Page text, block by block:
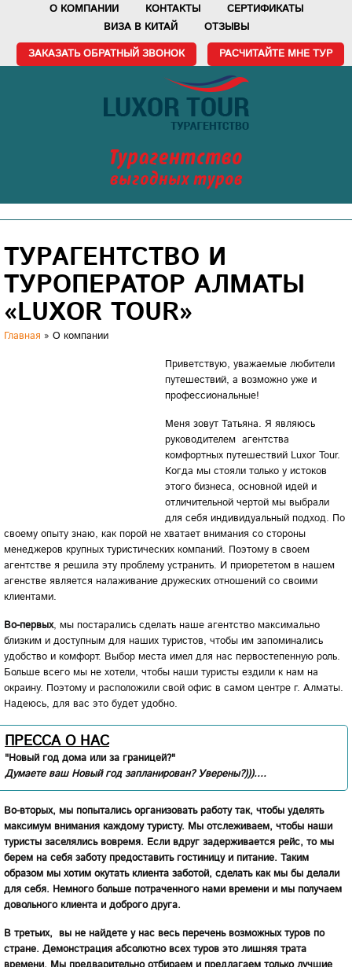
О КОМПАНИИ КОНТАКТЫ
СЕРТИФИКАТЫ
ВИЗА В КИТАЙ
ОТЗЫВЫ
ЗАКАЗАТЬ ОБРАТНЫЙ ЗВОНОК РАСЧИТАЙТЕ МНЕ ТУР
Турагентство
выгодных туров
ТУРАГЕНТСТВО И
ТУРОПЕРАТОР АЛМАТЫ
«LUXOR TOUR»
Главная » О компании
Приветствую, уважаемые любители
путешествий, а возможно уже и
профессиональные!
Меня зовут Татьяна. Я являюсь
руководителем агентства
комфортных путешествий Luxor Tour.
Когда мы стояли только у истоков
этого бизнеса, основной идей и
отличительной чертой мы выбрали
для себя индивидуальный подход. По
своему опыту знаю, как порой не хватает внимания со стороны
менеджеров крупных туристических компаний. Поэтому в своем
агентстве я решила эту проблему устранить. И приорететом в нашем
агенстве является налаживание дружеских отношений со своими
клиентами.
Во-первых, мы постарались сделать наше агентство максимально
близким и доступным для наших туристов, чтобы им запоминались
удобство и комфорт. Выбор места имел для нас первостепенную роль.
Больше всего мы не хотели, чтобы наши туристы ездили к нам на
окраину. Поэтому и расположили свой офис в самом центре г. Алматы.
Надеюсь, для вас это будет удобно.
ПРЕССА О НАС
"Новый год дома или за границей?"
Думаете ваш Новый год запланирован? Уверены?)))....
Во-вторых, мы попытались организовать работу так, чтобы уделять
максимум внимания каждому туристу. Мы отслеживаем, чтобы наши
туристы заселялись вовремя. Если вдруг задерживается рейс, то мы
берем на себя заботу предоставить гостиницу и питание. Таким
образом мы хотим окутать клиента заботой, сделать как мы бы делали
для себя. Немного больше потраченного нами времени и мы получаем
довольного клиента и доброго друга.
В третьих, вы не найдете у нас весь перечень возможных туров по
стране. Демонстрация абсолютно всех туров это лишняя трата